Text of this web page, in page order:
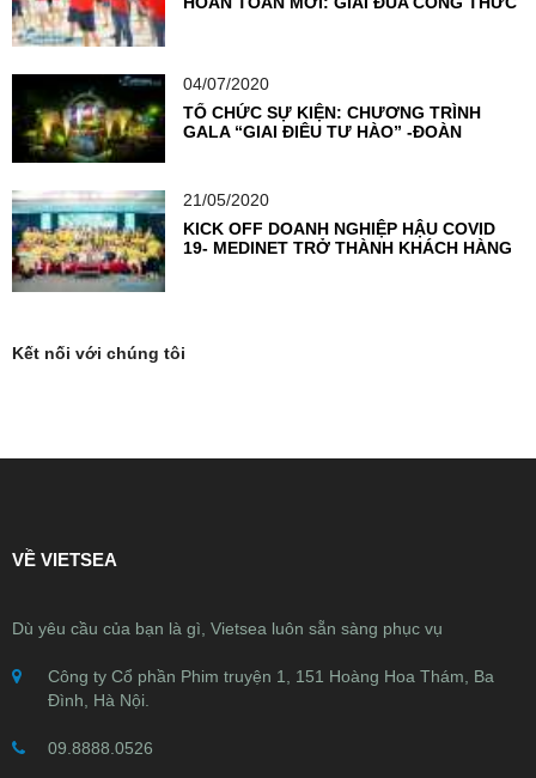
04/07/2020
TỔ CHỨC SỰ KIỆN: CHƯƠNG TRÌNH
GALA “GIAI ĐIỆU TỰ HÀO” -ĐOÀN
21/05/2020
KICK OFF DOANH NGHIỆP HẬU COVID
19- MEDINET TRỞ THÀNH KHÁCH HÀNG
Kết nối với chúng tôi
VỀ VIETSEA
Dù yêu cầu của bạn là gì, Vietsea luôn sẵn sàng phục vụ
Công ty Cổ phần Phim truyện 1, 151 Hoàng Hoa Thám, Ba
Đình, Hà Nội.
09.8888.0526